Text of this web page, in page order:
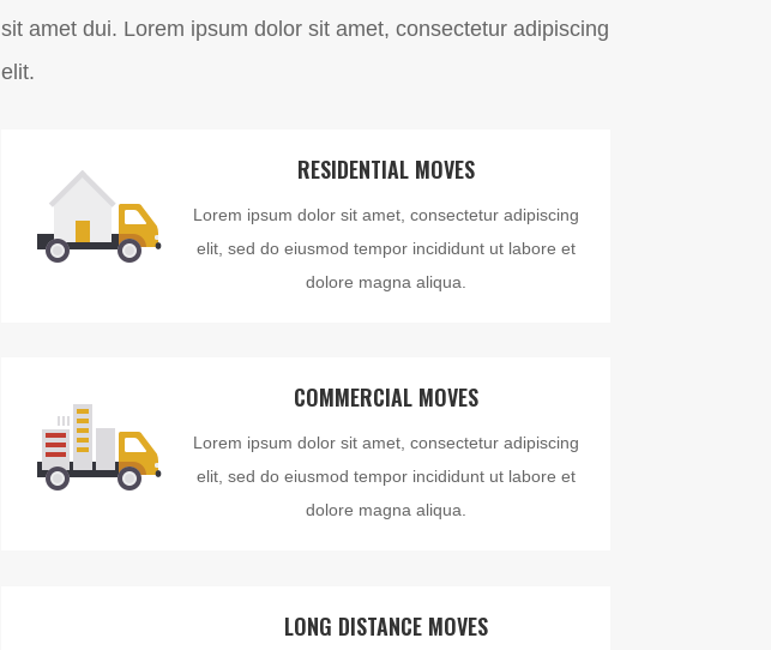
sit amet dui. Lorem ipsum dolor sit amet, consectetur adipiscing
elit.
RESIDENTIAL MOVES
Lorem ipsum dolor sit amet, consectetur adipiscing
elit, sed do eiusmod tempor incididunt ut labore et
dolore magna aliqua.
COMMERCIAL MOVES
Lorem ipsum dolor sit amet, consectetur adipiscing
elit, sed do eiusmod tempor incididunt ut labore et
dolore magna aliqua.
LONG DISTANCE MOVES